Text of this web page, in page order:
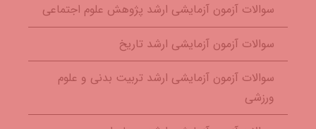
سوالات آزمون آزمایشی ارشد پژوهش علوم اجتماعی
سوالات آزمون آزمایشی ارشد تاریخ
سوالات آزمون آزمایشی ارشد تربیت بدنی و علوم
ورزشی